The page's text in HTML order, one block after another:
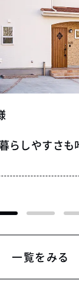
らしやすさも
一覧をみる